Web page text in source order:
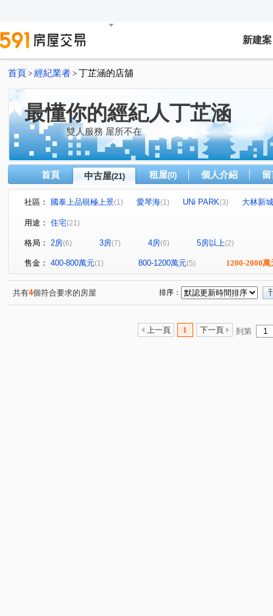
新建案
首頁 > 經紀業者 > 丁芷涵的店舖
最懂你的經紀人丁芷涵
雙人服務 屋所不在
首頁 中古屋(21) 租屋(0) 個人介紹
社區： 國泰上品硯極上景(1) 愛琴海(1) UNi PARK(3)
大林新
文府硯
中華東路二段 (1) 國平北路(1) 郡平路(3) 勝利路
民生路二段(1) (1) 大灣路(1) 西勢路(1)
歸仁
湖美二街(1) 平道二路(1) 安和路一段(1) 建平七街(1)
海安路三段(1)
用途： 住宅(21)
格局： 2房(6) 3房(7) 4房(6) 5房以上(2)
售金： 400-800萬元(1) 800-1200萬元(5) 1200-2000萬
共有4個符合要求的房屋 排序：
上一頁 1 下一頁 到第